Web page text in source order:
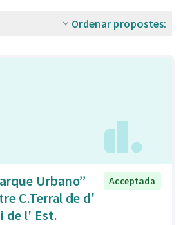
Ordenar propostes:
Urbano”
C.Terral de d'
de l' Est.
Acceptada